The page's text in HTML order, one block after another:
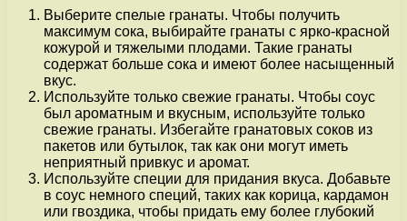
Выберите спелые гранаты. Чтобы получить
максимум сока, выбирайте гранаты с ярко-красной
кожурой и тяжелыми плодами. Такие гранаты
содержат больше сока и имеют более насыщенный
вкус.
Используйте только свежие гранаты. Чтобы соус
был ароматным и вкусным, используйте только
свежие гранаты. Избегайте гранатовых соков из
пакетов или бутылок, так как они могут иметь
неприятный привкус и аромат.
Используйте специи для придания вкуса. Добавьте
в соус немного специй, таких как корица, кардамон
или гвоздика, чтобы придать ему более глубокий